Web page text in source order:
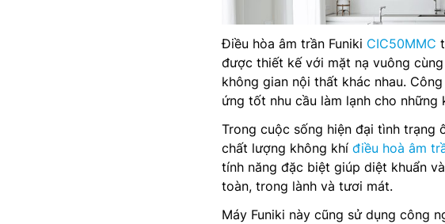
Điều hòa âm trần Funiki CIC50MMC
được thiết kế với mặt nạ vuông
không gian nội thất khác nhau.
ứng tốt nhu cầu làm lạnh cho
Trong cuộc sống hiện đại tình trạng
chất lượng không khí điều hoà âm
tính năng đặc biệt giúp diệt khuẩn
toàn, trong lành và tươi mát.
Máy Funiki này cũng sử dụng công